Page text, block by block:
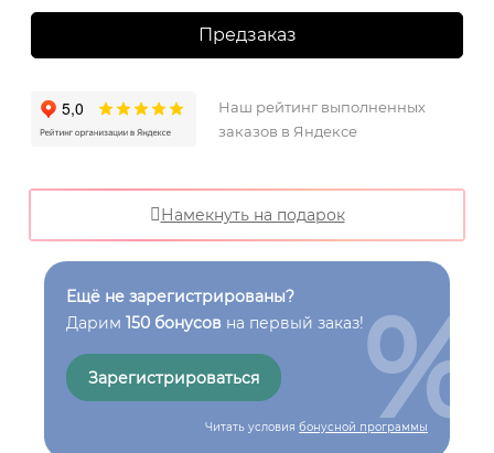
Предзаказ
Наш рейтинг выполненных
заказов в Яндексе
Намекнуть на подарок
Ещё не зарегистрированы?
Дарим 150 бонусов на первый заказ!
Зарегистрироваться
Читать условия бонусной программы
%